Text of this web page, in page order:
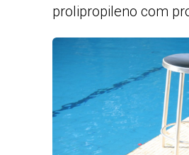
prolipropileno com